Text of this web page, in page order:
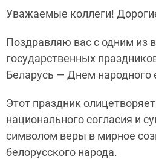
Уважаемые коллеги!
Поздравляю вас с одним из
государственных
Беларусь — Днем народного
Этот праздник
национального согласия и
символом веры в мирное
белорусского народа.